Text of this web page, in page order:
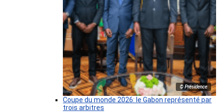
© Présidence
Coupe du monde 2026: le Gabon représenté par
trois arbitres